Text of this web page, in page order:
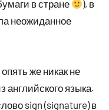
в стране
), в
неожиданное
же никак не
английского языка.
sign (signature) в